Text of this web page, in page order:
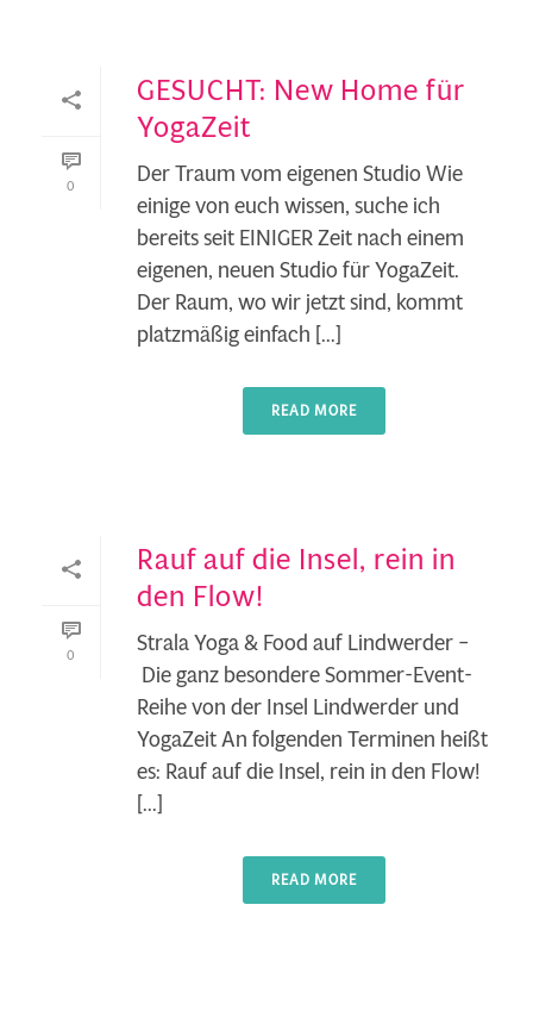
0
GESUCHT: New Home für
YogaZeit
Der Traum vom eigenen Studio Wie
einige von euch wissen, suche ich
bereits seit EINIGER Zeit nach einem
eigenen, neuen Studio für YogaZeit.
Der Raum, wo wir jetzt sind, kommt
platzmäßig einfach [...]
READ MORE
0
Rauf auf die Insel, rein in
den Flow!
Strala Yoga & Food auf Lindwerder –
Die ganz besondere Sommer-Event-
Reihe von der Insel Lindwerder und
YogaZeit An folgenden Terminen heißt
es: Rauf auf die Insel, rein in den Flow!
[...]
READ MORE